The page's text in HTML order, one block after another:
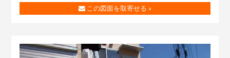
この図面を取寄せる »